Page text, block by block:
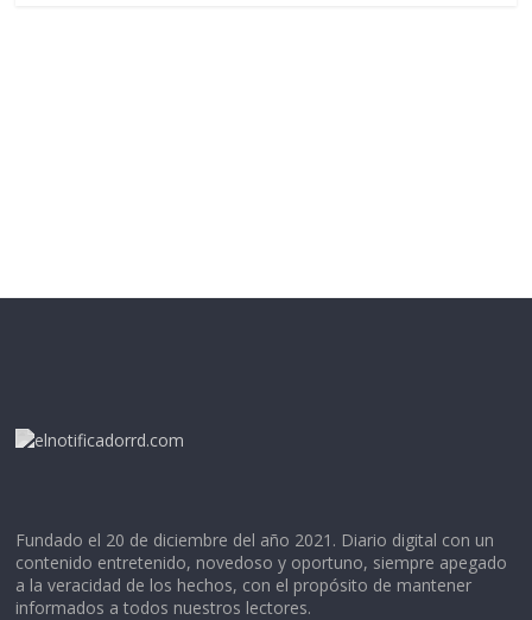
Fundado el 20 de diciembre del año 2021. Diario digital con un
contenido entretenido, novedoso y oportuno, siempre apegado
a la veracidad de los hechos, con el propósito de mantener
informados a todos nuestros lectores.